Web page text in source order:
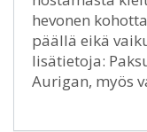
hevonen
päällä eikä
lisätietoja:
Aurigan, myös